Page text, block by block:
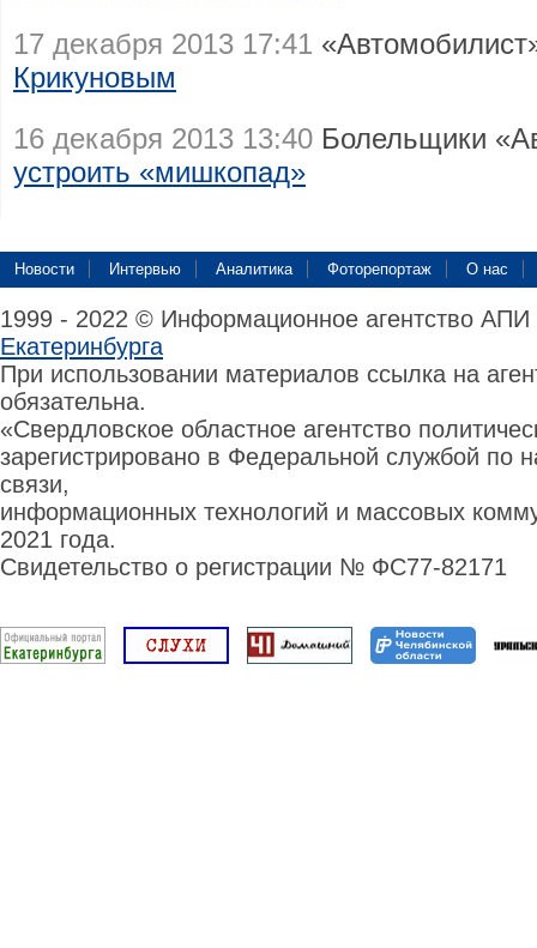
17 декабря 2013 17:41
Крикуновым
16 декабря 2013 13:40 Болельщики
устроить «мишкопад»
Новости Интервью Аналитика Фоторепортаж О нас
1999 - 2022 © Информационное агентство
Екатеринбурга
При использовании материалов ссылка на
обязательна.
«Свердловское областное агентство
зарегистрировано в Федеральной службой по
связи,
информационных технологий и массовых
2021 года.
Свидетельство о регистрации № ФС77-82171